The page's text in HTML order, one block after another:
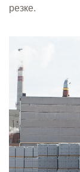
резке.